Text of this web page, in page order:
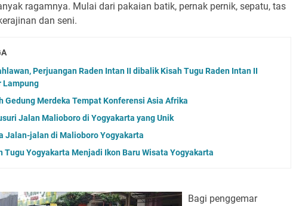
ragamnya. Mulai dari pakaian batik, pernak pernik, sepatu, tas
dan seni.
Perjuangan Raden Intan II dibalik Kisah Tugu Raden Intan II
Lampung
Gedung Merdeka Tempat Konferensi Asia Afrika
Jalan Malioboro di Yogyakarta yang Unik
Jalan-jalan di Malioboro Yogyakarta
Tugu Yogyakarta Menjadi Ikon Baru Wisata Yogyakarta
Bagi penggemar